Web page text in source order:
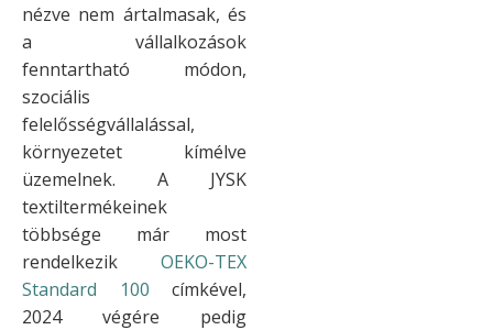
nézve nem ártalmasak, és
a vállalkozások
fenntartható módon,
szociális
felelősségvállalással,
környezetet kímélve
üzemelnek. A JYSK
textiltermékeinek
többsége már most
rendelkezik OEKO-TEX
Standard 100 címkével,
2024 végére pedig